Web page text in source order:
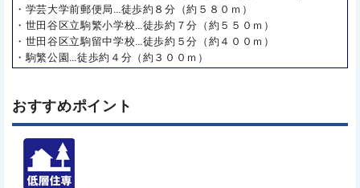
・学芸大学前郵便局…徒歩約８分（約５８０ｍ）
・世田谷区立駒繁小学校…徒歩約７分（約５５０ｍ）
・世田谷区立駒留中学校…徒歩約５分（約４００ｍ）
・駒繁公園…徒歩約４分（約３００ｍ）
おすすめポイント